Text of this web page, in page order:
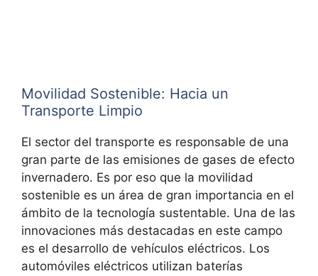
Movilidad Sostenible: Hacia un
Transporte Limpio
El sector del transporte es responsable de una
gran parte de las emisiones de gases de efecto
invernadero. Es por eso que la movilidad
sostenible es un área de gran importancia en el
ámbito de la tecnología sustentable. Una de las
innovaciones más destacadas en este campo
es el desarrollo de vehículos eléctricos. Los
automóviles eléctricos utilizan baterías